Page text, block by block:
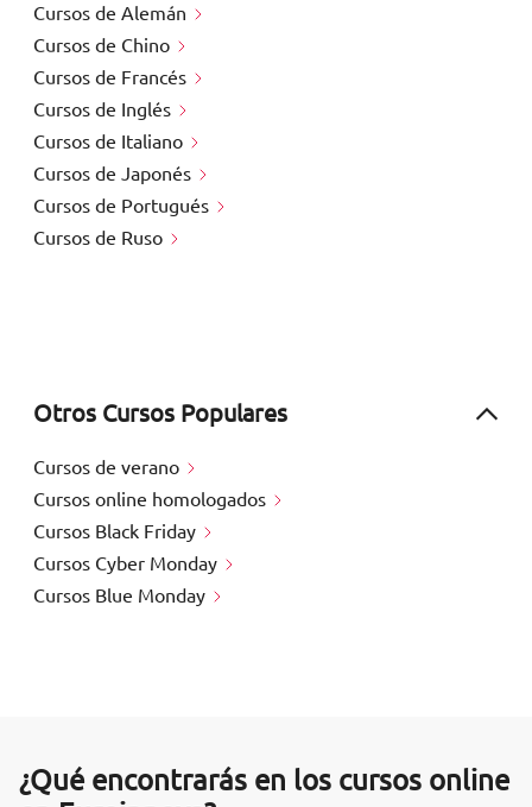
Cursos de Alemán
Cursos de Chino
Cursos de Francés
Cursos de Inglés
Cursos de Italiano
Cursos de Japonés
Cursos de Portugués
Cursos de Ruso
Otros Cursos Populares
Cursos de verano
Cursos online homologados
Cursos Black Friday
Cursos Cyber Monday
Cursos Blue Monday
¿Qué encontrarás en los cursos online